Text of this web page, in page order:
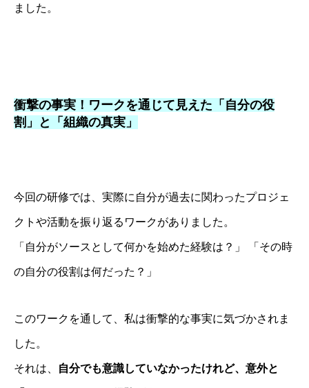
ました。
衝撃の事実！ワークを通じて見えた「自分の役
割」と「組織の真実」
今回の研修では、実際に自分が過去に関わったプロジェ
クトや活動を振り返るワークがありました。
「自分がソースとして何かを始めた経験は？」 「その時
の自分の役割は何だった？」
このワークを通して、私は衝撃的な事実に気づかされま
した。
それは、 自分でも意識していなかったけれど、意外と